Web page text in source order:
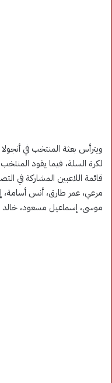
ويترأس بعثة المنتخب في
لكرة السلة، فيما يقود
قائمة اللاعبين المشاركة في
مرعي، عمر طارق، أنس أسامة،
موسى، إسماعيل مسعود، خالد